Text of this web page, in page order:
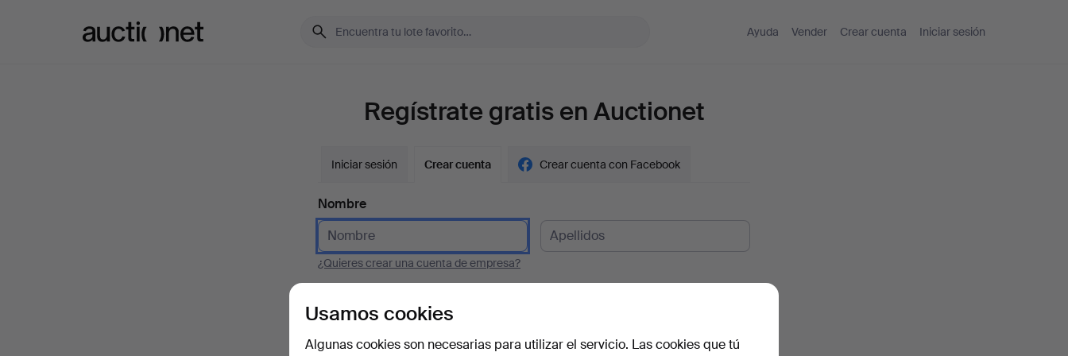
Ayuda Vender Crear cuenta Iniciar sesión
Regístrate gratis en Auctionet
Iniciar sesión Crear cuenta Crear cuenta con Facebook
Nombre
¿Quieres crear una cuenta de empresa?
Usamos cookies
Algunas cookies son necesarias para utilizar el servicio. Las cookies que tú